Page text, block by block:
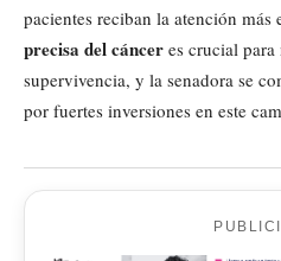
pacientes reciban la atención más
precisa del cáncer es crucial para
supervivencia, y la senadora se
por fuertes inversiones en este